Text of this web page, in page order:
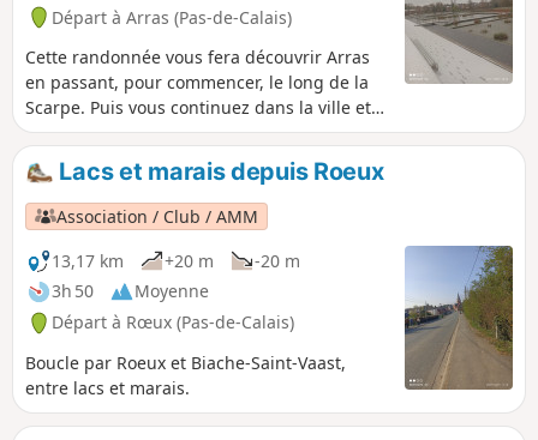
Départ à Arras (Pas-de-Calais)
Cette randonnée vous fera découvrir Arras
en passant, pour commencer, le long de la
Scarpe. Puis vous continuez dans la ville et
admirez ses monuments, de la citadelle au
mur des fusillés son beffroi et sa grande
place.Lacs et marais depuis Roeux
Association / Club / AMM
13,17 km
+20 m
-20 m
3h 50
Moyenne
Départ à Rœux (Pas-de-Calais)
Boucle par Roeux et Biache-Saint-Vaast,
entre lacs et marais.